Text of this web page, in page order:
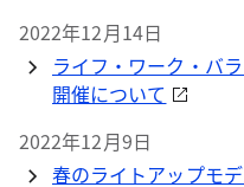
2022年12月14日
ライフ・ワーク・バ
開催について
2022年12月9日
春のライトアップモ